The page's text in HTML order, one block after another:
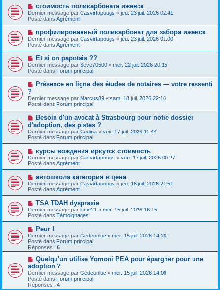
s
a
g
e
a
u
m
e
s
s
a
g
e
N
o
u
v
a
u
m
e
s
a
g
e
стоимость поликарбоната ижевск
Dernier message par Casvirtapougs « jeu. 23 juil. 2026 02:41
Posté dans Agrément
N
o
u
v
e
a
u
m
e
g
e
профилированный поликарбонат для забора ижевск
Dernier message par Casvirtapougs « jeu. 23 juil. 2026 01:00
Posté dans Agrément
N
o
u
v
e
a
m
e
s
s
a
g
e
Et si on papotais ??
Dernier message par Seve70500 « mer. 22 juil. 2026 20:15
Posté dans Forum principal
N
v
e
a
m
e
s
g
e
Présence en ligne des études de notaires — votre ressenti
?
Dernier message par Marcus89 « sam. 18 juil. 2026 22:10
Posté dans Forum principal
N
u
v
e
a
u
m
e
s
s
a
g
e
Besoin d'un avocat à Strasbourg pour notre dossier
d'adoption, des pistes ?
Dernier message par Cedina « ven. 17 juil. 2026 11:44
Posté dans Forum principal
N
o
u
v
a
u
m
e
s
s
a
g
e
курсы вождения иркутск стоимость
Dernier message par Casvirtapougs « ven. 17 juil. 2026 00:27
Posté dans Agrément
N
o
u
v
e
u
m
e
s
a
g
e
автошкола категория в цена
Dernier message par Casvirtapougs « jeu. 16 juil. 2026 21:51
Posté dans Agrément
N
o
u
v
e
a
u
m
e
s
a
g
e
TSA TDAH dyspraxie
Dernier message par lucie21 « mer. 15 juil. 2026 16:15
Posté dans Témoignages
N
o
u
v
e
a
u
m
e
s
s
Peur !
Dernier message par Gedeonluc « mer. 15 juil. 2026 14:20
Posté dans Forum principal
Réponses : 6
N
o
u
v
e
a
Quelqu'un utilise Yomoni PEA pour épargner pour une
adoption ?
Dernier message par Gedeonluc « mer. 15 juil. 2026 14:08
Posté dans Forum principal
Réponses : 4